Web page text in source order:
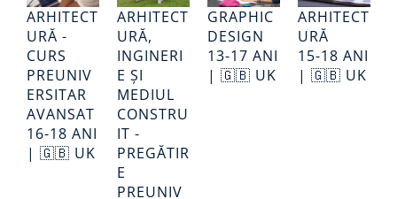
ARHITECT
URĂ -
CURS
PREUNIV
ERSITAR
AVANSAT
16-18 ANI
| 🇬🇧 UK
ARHITECT
URĂ,
INGINERI
E ȘI
MEDIUL
CONSTRU
IT -
PREGĂTIR
E
PREUNIV
GRAPHIC
DESIGN
13-17 ANI
| 🇬🇧 UK
ARHITECT
URĂ
15-18 ANI
| 🇬🇧 UK